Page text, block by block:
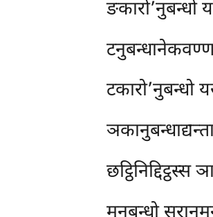
ङकारो’नुबन्धो
टकारो’नुबन्धो